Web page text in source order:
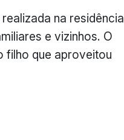
na residência
e vizinhos. O
filho que aproveitou